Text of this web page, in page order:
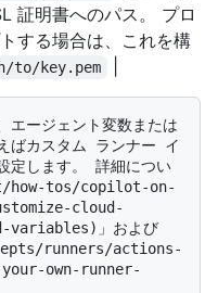
証明書へのパス。 プロ
する場合は、これを構
to/key.pem
エージェント変数または
ばカスタム ランナー イ
定します。 詳細につい
how-tos/copilot-on-
cloud-
」および
runners/actions-
own-runner-